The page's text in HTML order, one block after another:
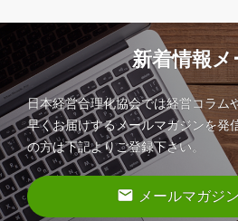
新着情報メ
日本経営合理化協会では経営コラム
早くお届けするメールマガジンを発
の方は下記よりご登録下さい。
email メールマガジ